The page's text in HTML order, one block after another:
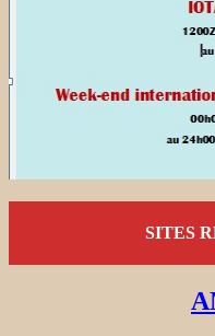
SITES